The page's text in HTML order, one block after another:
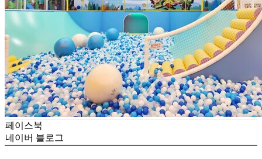
페이스북
네이버 블로그